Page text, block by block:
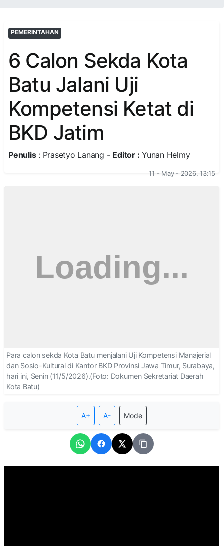
PEMERINTAHAN
6 Calon Sekda Kota
Batu Jalani Uji
Kompetensi Ketat di
BKD Jatim
Penulis: Prasetyo Lanang - Editor : Yunan Helmy
11 - May - 2026, 13:15
Para calon sekda Kota Batu menjalani Uji Kompetensi Manajerial
dan Sosio-Kultural di Kantor BKD Provinsi Jawa Timur, Surabaya,
hari ini, Senin (11/5/2026).(Foto: Dokumen Sekretariat Daerah
Kota Batu)
A+ A- Mode